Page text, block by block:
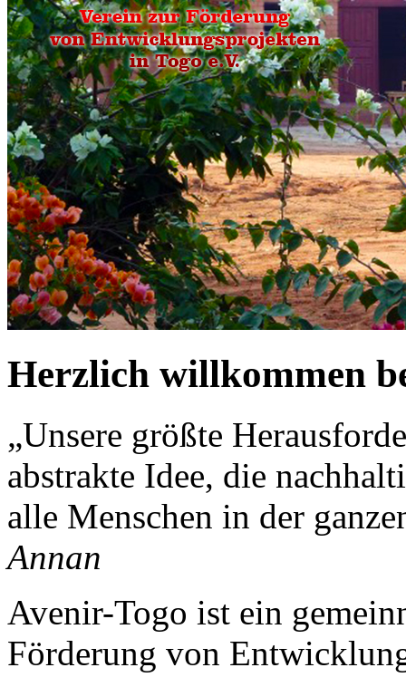
Herzlich willkommen
„Unsere größte
abstrakte Idee, die
alle Menschen in der
Annan
Avenir-Togo ist ein
Förderung von